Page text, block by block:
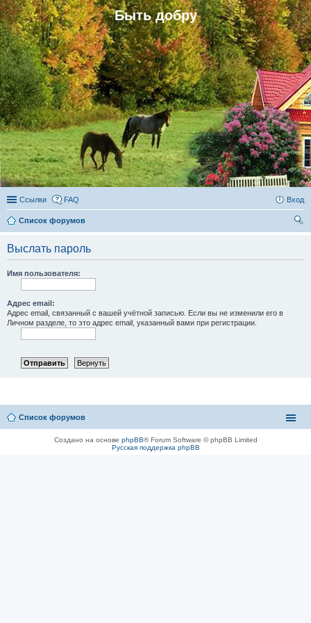
Быть добру
Ссылки FAQ Вход
Список форумов
Выслать пароль
Имя пользователя:
Адрес email:
Адрес email, связанный с вашей учётной записью. Если вы не изменили его в
Личном разделе, то это адрес email, указанный вами при регистрации.
Список форумов
Создано на основе phpBB® Forum Software © phpBB Limited
Русская поддержка phpBB